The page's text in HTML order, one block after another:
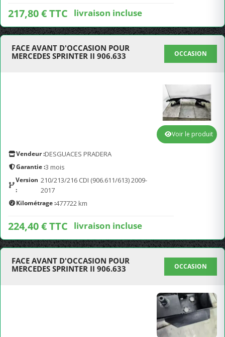
217,80 € TTC livraison incluse
FACE AVANT D'OCCASION POUR
MERCEDES SPRINTER II 906.633
OCCASION
Vendeur :DESGUACES PRADERA
Garantie :3 mois
Version
:
210/213/216 CDI (906.611/613) 2009-
2017
Kilométrage :477722 km
224,40 € TTC livraison incluse
Voir le produit
FACE AVANT D'OCCASION POUR
MERCEDES SPRINTER II 906.633
OCCASION